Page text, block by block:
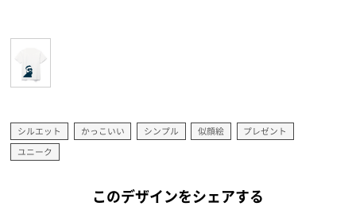
シルエット かっこいい シンプル 似顔絵 プレゼント
ユニーク
このデザインをシェアする